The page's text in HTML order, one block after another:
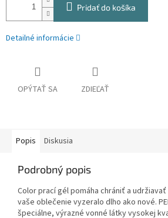
Pridať do košíka
Detailné informácie
OPÝTAŤ SA ZDIEĽAŤ
Popis Diskusia
Podrobný popis
Color prací gél pomáha chrániť a
vaše oblečenie vyzeralo dlho ako nové.
špeciálne, výrazné vonné látky vysokej